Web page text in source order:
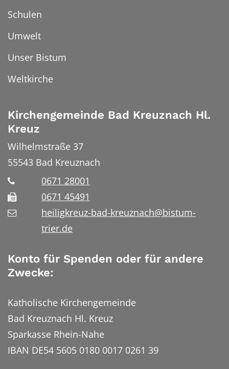
Schulen
Umwelt
Unser Bistum
Weltkirche
Kirchengemeinde Bad Kreuznach Hl.
Kreuz
Wilhelmstraße 37
55543 Bad Kreuznach
0671 28001
0671 45491
heiligkreuz-bad-kreuznach@bistum-
trier.de
Konto für Spenden oder für andere
Zwecke:
Katholische Kirchengemeinde
Bad Kreuznach Hl. Kreuz
Sparkasse Rhein-Nahe
IBAN DE54 5605 0180 0017 0261 39